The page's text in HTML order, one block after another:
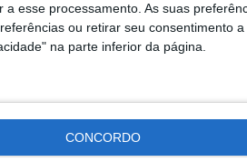
esse processamento. As suas
ou retirar seu consentimento a
na parte inferior da página.
CONCORDO